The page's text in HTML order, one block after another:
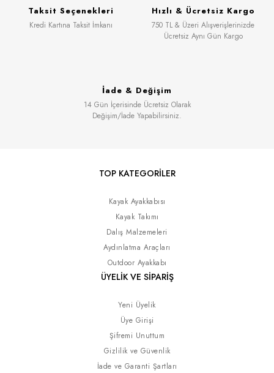
Taksit Seçenekleri
Kredi Kartına Taksit İmkanı
Hızlı & Ücretsiz Kargo
750 TL & Üzeri Alışverişlerinizde
Ücretsiz Aynı Gün Kargo
İade & Değişim
14 Gün İçerisinde Ücretsiz Olarak
Değişim/İade Yapabilirsiniz.
TOP KATEGORİLER
Kayak Ayakkabısı
Kayak Takımı
Dalış Malzemeleri
Aydınlatma Araçları
Outdoor Ayakkabı
ÜYELİK VE SİPARİŞ
Yeni Üyelik
Üye Girişi
Şifremi Unuttum
Gizlilik ve Güvenlik
İade ve Garanti Şartları